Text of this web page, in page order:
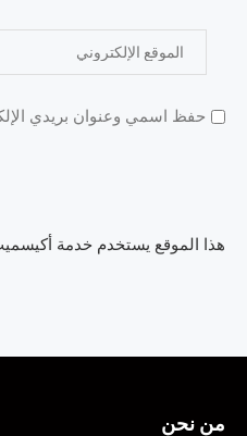
حفظ اسمي وعنوان بريدي
هذا الموقع يستخدم خدمة
من نحن